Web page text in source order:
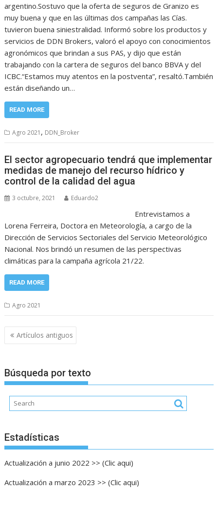
argentino.Sostuvo que la oferta de seguros de Granizo es
muy buena y que en las últimas dos campañas las Cías.
tuvieron buena siniestralidad. Informó sobre los productos y
servicios de DDN Brokers, valoró el apoyo con conocimientos
agronómicos que brindan a sus PAS, y dijo que están
trabajando con la cartera de seguros del banco BBVA y del
ICBC.“Estamos muy atentos en la postventa”, resaltó.También
están diseñando un…
READ MORE
Agro 2021 , DDN_Broker
El sector agropecuario tendrá que implementar
medidas de manejo del recurso hídrico y
control de la calidad del agua
3 octubre, 2021 Eduardo2
Entrevistamos a
Lorena Ferreira, Doctora en Meteorología, a cargo de la
Dirección de Servicios Sectoriales del Servicio Meteorológico
Nacional. Nos brindó un resumen de las perspectivas
climáticas para la campaña agrícola 21/22.
READ MORE
Agro 2021
Navegación
de
Artículos antiguos
Búsqueda por texto
Estadísticas
Actualización a junio 2022 >> (Clic aqui)
Actualización a marzo 2023 >> (Clic aqui)